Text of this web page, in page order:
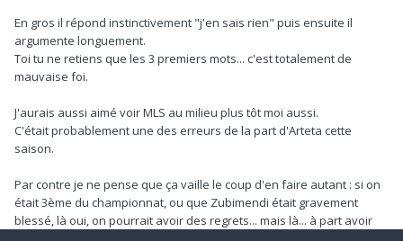
Elle est la différence entre Mikel et Pep/Enrique. Ils auraient
jamais attendu aussi longtemps pour laisser une chance à
En gros il répond instinctivement "j'en sais rien" puis ensuite il
argumente longuement.
Toi tu ne retiens que les 3 premiers mots... c'est totalement de
mauvaise foi.
J'aurais aussi aimé voir MLS au milieu plus tôt moi aussi.
C'était probablement une des erreurs de la part d'Arteta cette
saison.
Par contre je ne pense que ça vaille le coup d'en faire autant : si on
était 3ème du championnat, ou que Zubimendi était gravement
blessé, là oui, on pourrait avoir des regrets... mais là... à part avoir